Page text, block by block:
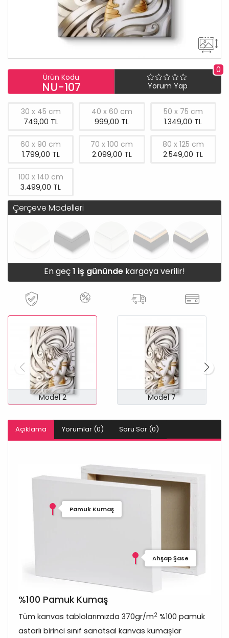
Ürün Kodu
NU-107
0
Yorum Yap
30 x 45 cm
749,00 TL
40 x 60 cm
999,00 TL
50 x 75 cm
1.349,00 TL
60 x 90 cm
1.799,00 TL
70 x 100 cm
2.099,00 TL
80 x 125 cm
2.549,00 TL
100 x 140 cm
3.499,00 TL
Çerçeve Modelleri
En geç1 iş gününde kargoya verilir!
Model 2 Model 7
Açıklama Yorumlar (0) Soru Sor (0)
Pamuk Kumaş
Ahşap Şase
%100 Pamuk Kumaş
Tüm kanvas tablolarımızda 370gr/m2 %100 pamuk
astarlı birinci sınıf sanatsal kanvas kumaşlar